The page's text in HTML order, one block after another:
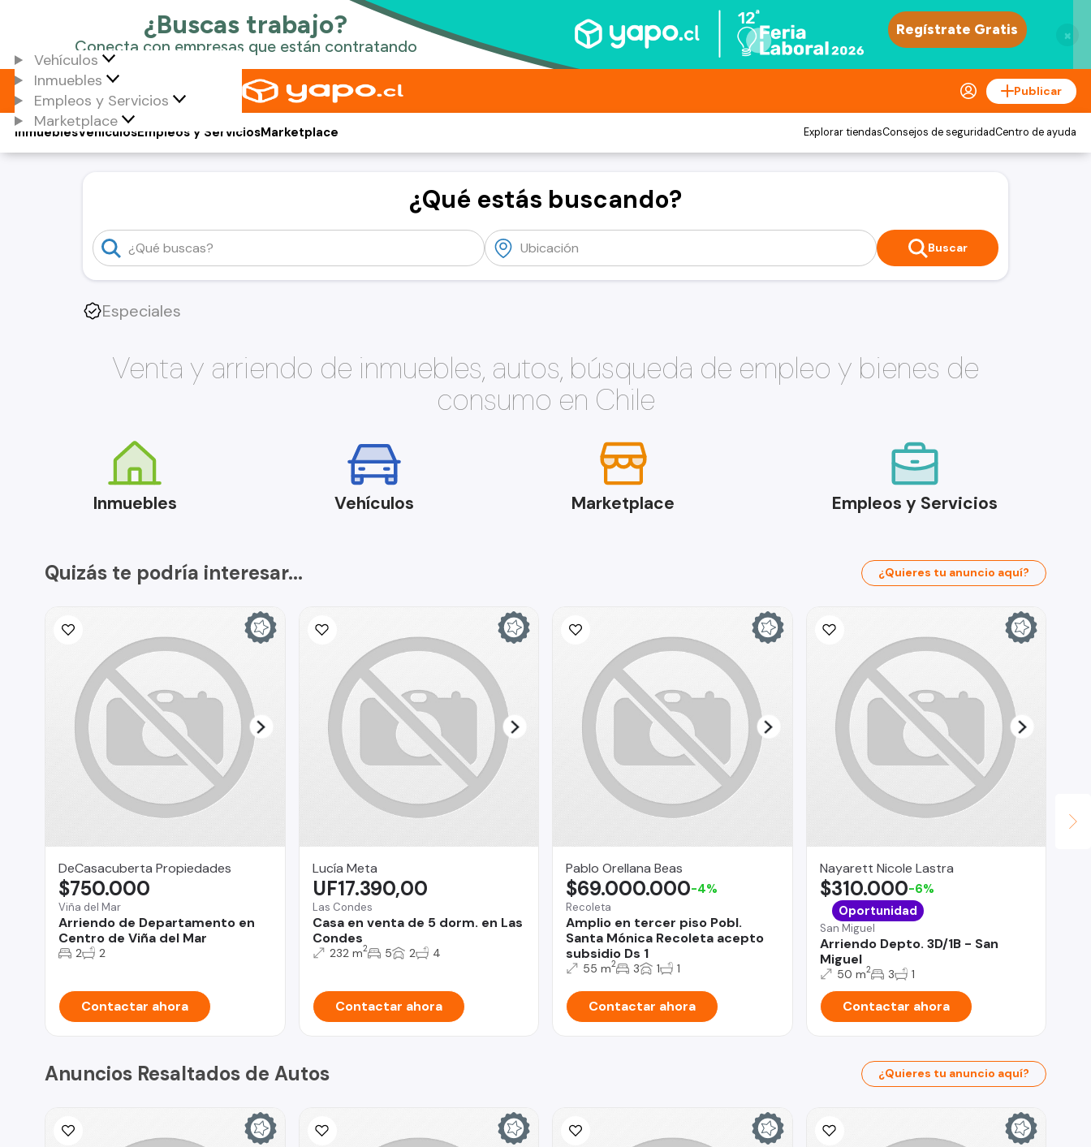
×
Vehículos
Inmuebles
Empleos y Servicios
Marketplace
Publicar
Vehículos
Inmuebles Empleos y ServiciosMarketplace Explorar tiendasConsejos de seguridadCentro de ayuda
¿Qué estás buscando?
Buscar
Especiales
Venta y arriendo de inmuebles, autos, búsqueda de empleo y bienes de
consumo en Chile
Inmuebles Vehículos Marketplace Empleos y Servicios
Quizás te podría interesar... ¿Quieres tu anuncio aquí?
DeCasacuberta Propiedades
Viña del Mar
Arriendo de Departamento en
Centro de Viña del Mar
$750.000
2 2
Contactar ahora
Lucía Meta
Las Condes
Casa en venta de 5 dorm. en Las
Condes
UF17.390,00
232 m2 5 2 4
Contactar ahora
Pablo Orellana Beas
Recoleta
Amplio en tercer piso Pobl.
Santa Mónica Recoleta acepto
subsidio Ds 1
$69.000.000-4%
55 m2 3 1 1
Contactar ahora
Nayarett Nicole Lastra
San Miguel
Arriendo Depto. 3D/1B - San
Miguel
$310.000-6%
Oportunidad
50 m2 3 1
Contactar ahora
Anuncios Resaltados de Autos ¿Quieres tu anuncio aquí?